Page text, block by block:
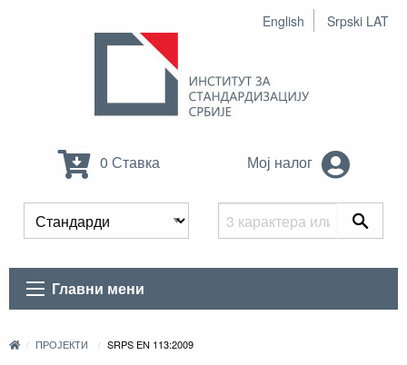
English Srpski LAT
0 Ставка Мој налог
Главни мени
ПРОЈЕКТИ SRPS EN 113:2009